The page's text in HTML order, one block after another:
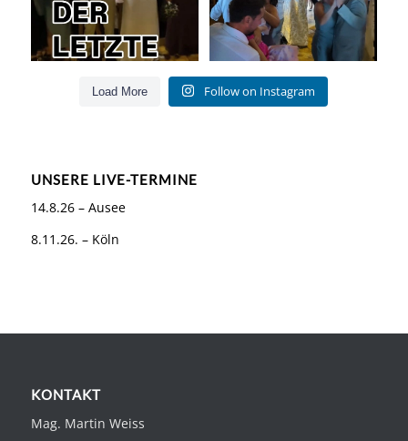
Load More Follow on Instagram
UNSERE LIVE-TERMINE
14.8.26 – Ausee
8.11.26. – Köln
KONTAKT
Mag. Martin Weiss